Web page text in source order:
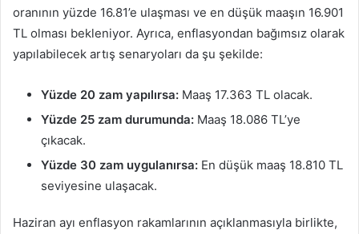
oranının yüzde 16.81’e ulaşması ve en düşük maaşın 16.901
TL olması bekleniyor. Ayrıca, enflasyondan bağımsız olarak
yapılabilecek artış senaryoları da şu şekilde:
Yüzde 20 zam yapılırsa: Maaş 17.363 TL olacak.
Yüzde 25 zam durumunda: Maaş 18.086 TL’ye
çıkacak.
Yüzde 30 zam uygulanırsa: En düşük maaş 18.810 TL
seviyesine ulaşacak.
Haziran ayı enflasyon rakamlarının açıklanmasıyla birlikte,